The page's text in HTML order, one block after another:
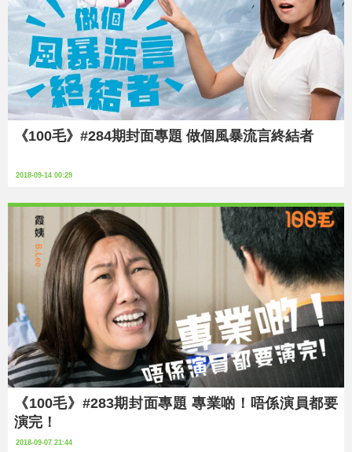
《100毛》#284期封面專題 做個風暴流言終結者
2018-09-14 00:29
《100毛》#283期封面專題 專業啲！唔係演員都要
演完！
2018-09-07 21:44